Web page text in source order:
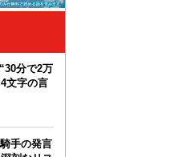
分で2万
文字の言
手の発言